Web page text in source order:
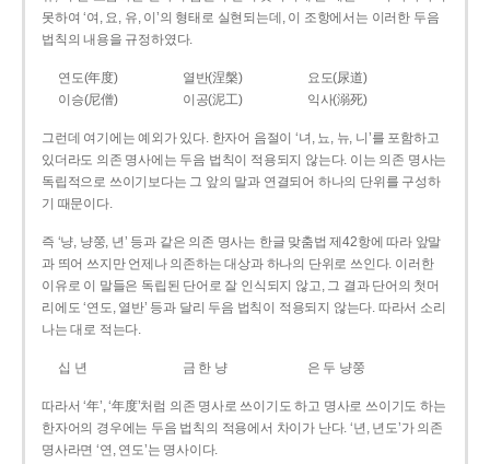
못하여 ‘여, 요, 유, 이’의 형태로 실현되는데, 이 조항에서는 이러한 두음
법칙의 내용을 규정하였다.
연도(年度) 열반(涅槃)
요도(尿道)
이승(尼僧)
이공(泥工) 익사(溺死)
그런데 여기에는 예외가 있다. 한자어 음절이 ‘녀, 뇨, 뉴, 니’를 포함하고
있더라도 의존 명사에는 두음 법칙이 적용되지 않는다. 이는 의존 명사는
독립적으로 쓰이기보다는 그 앞의 말과 연결되어 하나의 단위를 구성하
기 때문이다.
즉 ‘냥, 냥쭝, 년’ 등과 같은 의존 명사는 한글 맞춤법 제42항에 따라 앞말
과 띄어 쓰지만 언제나 의존하는 대상과 하나의 단위로 쓰인다. 이러한
이유로 이 말들은 독립된 단어로 잘 인식되지 않고, 그 결과 단어의 첫머
리에도 ‘연도, 열반’ 등과 달리 두음 법칙이 적용되지 않는다. 따라서 소리
나는 대로 적는다.
십 년 금 한 냥 은 두 냥쭝
따라서 ‘年’, ‘年度’처럼 의존 명사로 쓰이기도 하고 명사로 쓰이기도 하는
한자어의 경우에는 두음 법칙의 적용에서 차이가 난다. ‘년, 년도’가 의존
명사라면 ‘연, 연도’는 명사이다.